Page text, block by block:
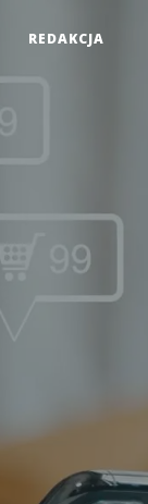
REDAKCJA